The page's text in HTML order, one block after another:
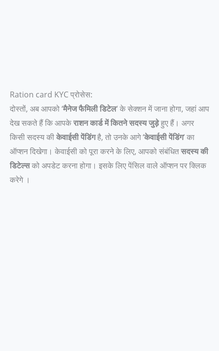
Ration card KYC प्रोसेस:
दोस्तों, अब आपको ‘मैनेज फैमिली डिटेल‘ के सेक्शन में जाना होगा, जहां आप
देख सकते हैं कि आपकेराशन कार्ड में कितने सदस्य जुड़ेहुए हैं। अगर
किसी सदस्य कीकेवाईसी पेंडिंगहै, तो उनके आगे ‘केवाईसी पेंडिंग‘ का
ऑप्शन दिखेगा। केवाईसी को पूरा करने के लिए, आपको संबंधितसदस्य की
डिटेल्सको अपडेट करना होगा। इसके लिए पेंसिल वाले ऑप्शन पर क्लिक
करेगे ।